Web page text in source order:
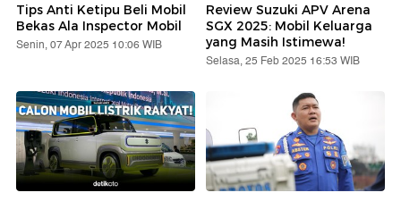
Tips Anti Ketipu Beli Mobil
Bekas Ala Inspector Mobil
Senin, 07 Apr 2025 10:06 WIB
Review Suzuki APV Arena
SGX 2025: Mobil Keluarga
yang Masih Istimewa!
Selasa, 25 Feb 2025 16:53 WIB